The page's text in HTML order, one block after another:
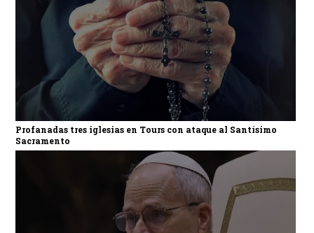
Profanadas tres iglesias en Tours con ataque al Santísimo
Sacramento